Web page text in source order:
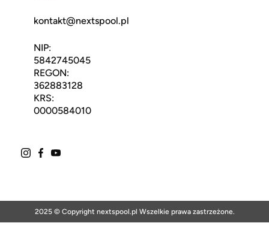
kontakt@nextspool.pl
NIP:
5842745045
REGON:
362883128
KRS:
0000584010